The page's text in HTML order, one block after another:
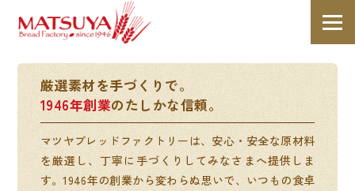
厳選素材を手づくりで。
1946年創業のたしかな信頼。
マツヤブレッドファクトリーは、安心・安全な原材料
を厳選し、丁寧に手づくりしてみなさまへ提供しま
す。1946年の創業から変わらぬ思いで、いつもの食卓